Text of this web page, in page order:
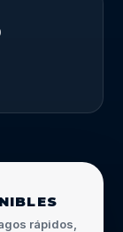
rápidos,